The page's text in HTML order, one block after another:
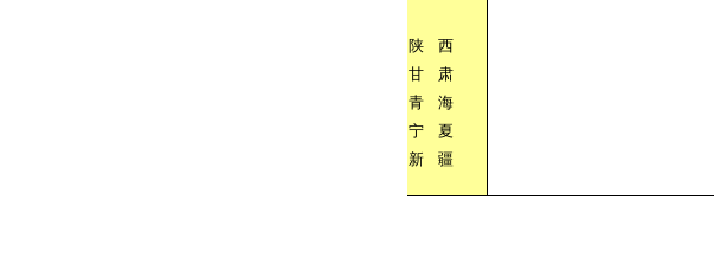
陕 西
甘
肃
青
海
宁
夏
新
疆